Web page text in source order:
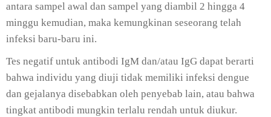
antara sampel awal dan sampel yang diambil 2 hingga 4
minggu kemudian, maka kemungkinan seseorang telah
infeksi baru-baru ini.
Tes negatif untuk antibodi IgM dan/atau IgG dapat berarti
bahwa individu yang diuji tidak memiliki infeksi dengue
dan gejalanya disebabkan oleh penyebab lain, atau bahwa
tingkat antibodi mungkin terlalu rendah untuk diukur.